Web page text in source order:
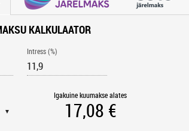
KALKULAATOR
Intress (%)
▼
Igakuine kuumakse alates